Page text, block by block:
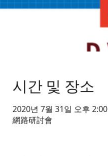
시간 및 장소
2020년 7월 31일 오후
網路研討會